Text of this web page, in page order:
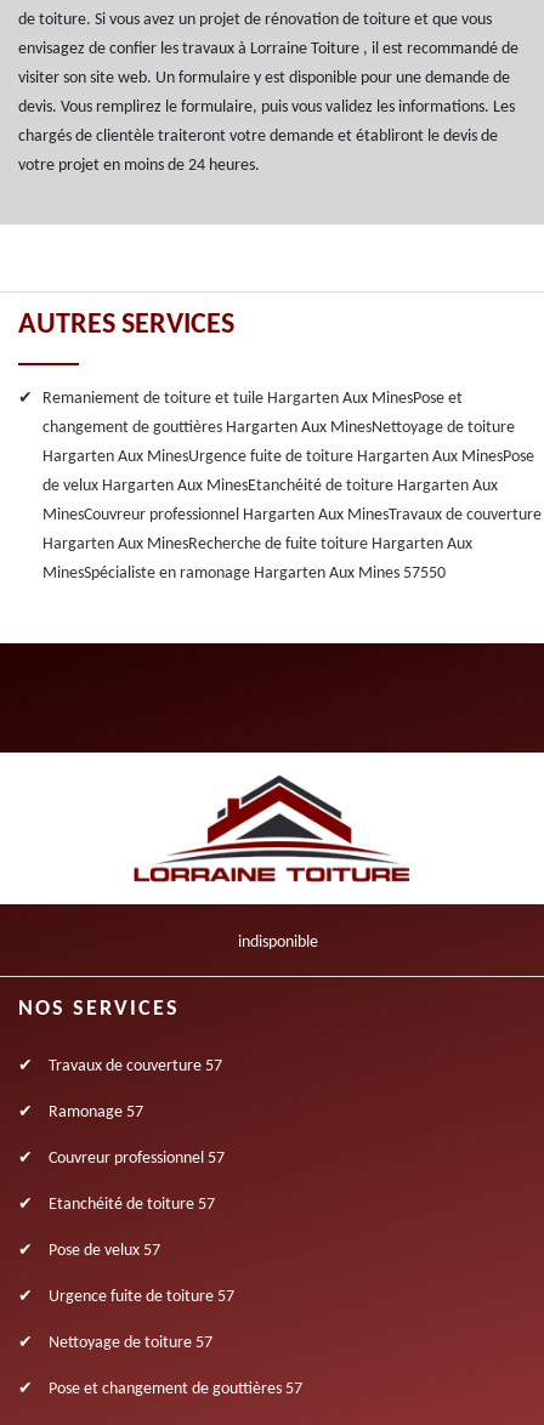
de toiture. Si vous avez un projet de rénovation de toiture et que vous
envisagez de confier les travaux à Lorraine Toiture , il est recommandé de
visiter son site web. Un formulaire y est disponible pour une demande de
devis. Vous remplirez le formulaire, puis vous validez les informations. Les
chargés de clientèle traiteront votre demande et établiront le devis de
votre projet en moins de 24 heures.
AUTRES SERVICES
Remaniement de toiture et tuile Hargarten Aux MinesPose et
changement de gouttières Hargarten Aux MinesNettoyage de toiture
Hargarten Aux MinesUrgence fuite de toiture Hargarten Aux MinesPose
de velux Hargarten Aux MinesEtanchéité de toiture Hargarten Aux
MinesCouvreur professionnel Hargarten Aux MinesTravaux de couverture
Hargarten Aux MinesRecherche de fuite toiture Hargarten Aux
MinesSpécialiste en ramonage Hargarten Aux Mines 57550
indisponible
NOS SERVICES
Travaux de couverture 57
Ramonage 57
Couvreur professionnel 57
Etanchéité de toiture 57
Pose de velux 57
Urgence fuite de toiture 57
Nettoyage de toiture 57
Pose et changement de gouttières 57